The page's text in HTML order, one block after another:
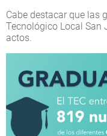
Cabe destacar que las
Tecnológico Local San
actos.